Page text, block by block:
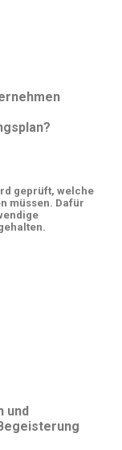
geprüft, welche
müssen. Dafür
und